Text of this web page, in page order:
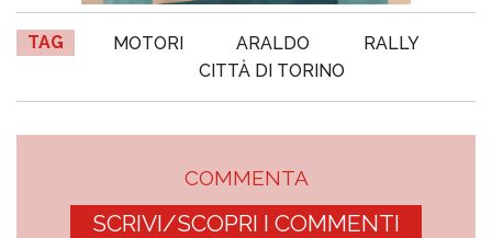
TAG MOTORI ARALDO
RALLY
CITTÀ DI TORINO
COMMENTA
SCRIVI/SCOPRI I COMMENTI